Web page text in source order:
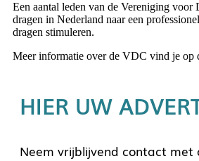
Een aantal leden van de Vereniging
dragen in Nederland naar een
dragen stimuleren.
Meer informatie over de VDC vind je op
HIER UW
Neem vrijblijvend contact met